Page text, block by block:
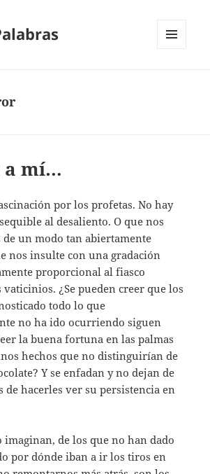
a mí…
por los profetas. No hay
al desaliento. O que nos
un modo tan abiertamente
nos insulte con una gradación
proporcional al fiasco
¿Se pueden creer que los
todo lo que
no ha ido ocurriendo siguen
la buena fortuna en las palmas
hechos que no distinguirían de
Y se enfadan y no dejan de
de hacerles ver su persistencia en
imaginan, de los que no han dado
por dónde iban a ir los tiros en